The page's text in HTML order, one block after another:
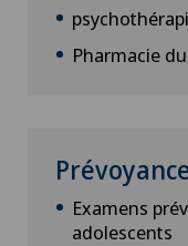
Pharmacie
Examens
adolescents